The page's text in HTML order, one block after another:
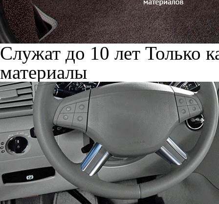
Служат до 10 лет Только
материалы